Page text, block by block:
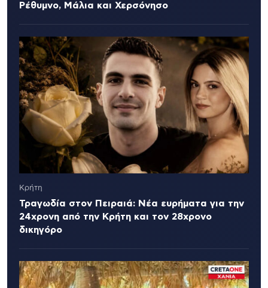
Ρέθυμνο, Μάλια και Χερσόνησο
Κρήτη
Τραγωδία στον Πειραιά: Νέα ευρήματα για την
24χρονη από την Κρήτη και τον 28χρονο
δικηγόρο